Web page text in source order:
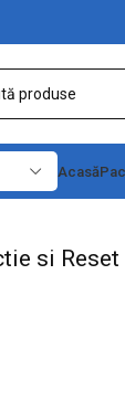
Acasă
stechere
si